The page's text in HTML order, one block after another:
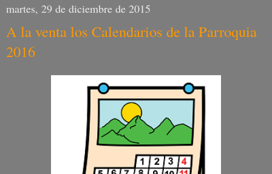
martes, 29 de diciembre de 2015
A la venta los Calendarios de la Parroquia
2016